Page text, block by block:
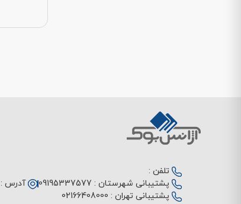
تلفن :
پشتیبانی شهرستان : 09195337577
پشتیبانی تهران : 02166408000
آدرس :